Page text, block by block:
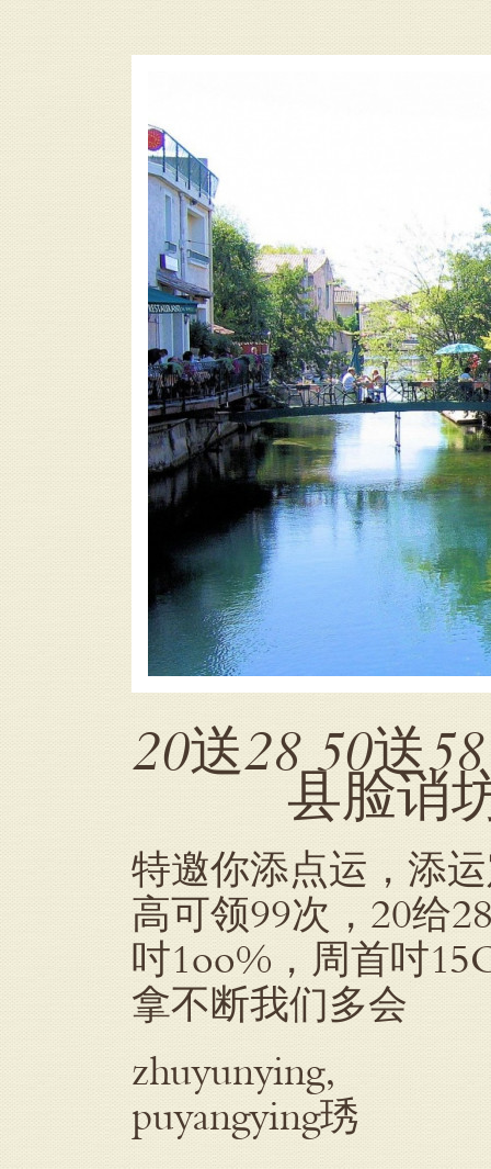
20送28 50送
县脸诮
特邀你添点运，添
高可领99次，20给
吋1oo%，周首吋
拿不断我们多会
zhuyunying,
puyangying琇